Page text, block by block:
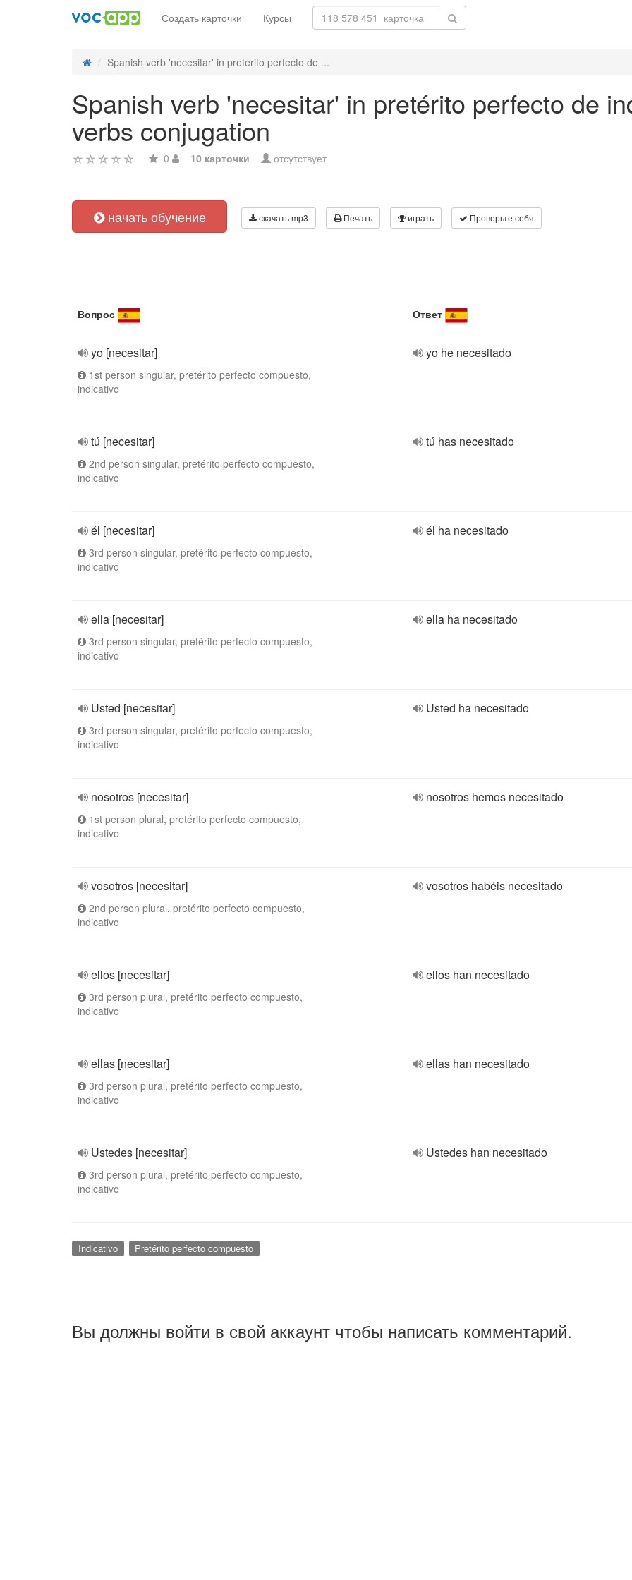
Создать карточки Курсы
Spanish verb 'necesitar' in pretérito perfecto de ...
Spanish verb 'necesitar' in pretérito perfecto de
verbs conjugation
0 10 карточки отсутствует
начать обучение скачать mp3 Печать играть Проверьте себя
Вопрос Ответ
yo [necesitar]
1st person singular, pretérito perfecto compuesto,
indicativo
yo he necesitado
tú [necesitar]
2nd person singular, pretérito perfecto compuesto,
indicativo
tú has necesitado
él [necesitar]
3rd person singular, pretérito perfecto compuesto,
indicativo
él ha necesitado
ella [necesitar]
3rd person singular, pretérito perfecto compuesto,
indicativo
ella ha necesitado
Usted [necesitar]
3rd person singular, pretérito perfecto compuesto,
indicativo
Usted ha necesitado
nosotros [necesitar]
1st person plural, pretérito perfecto compuesto,
indicativo
nosotros hemos necesitado
vosotros [necesitar]
2nd person plural, pretérito perfecto compuesto,
indicativo
vosotros habéis necesitado
ellos [necesitar]
3rd person plural, pretérito perfecto compuesto,
indicativo
ellos han necesitado
ellas [necesitar]
3rd person plural, pretérito perfecto compuesto,
indicativo
ellas han necesitado
Ustedes [necesitar]
3rd person plural, pretérito perfecto compuesto,
indicativo
Ustedes han necesitado
Indicativo Pretérito perfecto compuesto
Вы должны войти в свой аккаунт чтобы написать комментарий.